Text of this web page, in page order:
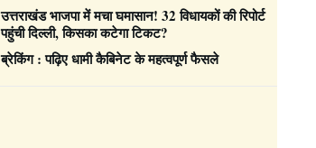
उत्तराखंड भाजपा में मचा घमासान! 32 विधायकों की रिपोर्ट
पहुंची दिल्ली, किसका कटेगा टिकट?
ब्रेकिंग : पढ़िए धामी कैबिनेट के महत्वपूर्ण फैसले